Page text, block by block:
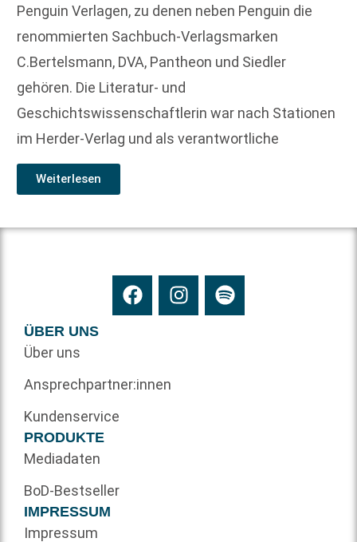
Penguin Verlagen, zu denen neben Penguin die
renommierten Sachbuch-Verlagsmarken
C.Bertelsmann, DVA, Pantheon und Siedler
gehören. Die Literatur- und
Geschichtswissenschaftlerin war nach Stationen
im Herder-Verlag und als verantwortliche
Weiterlesen
ÜBER UNS
Über uns
Ansprechpartner:innen
Kundenservice
PRODUKTE
Mediadaten
BoD-Bestseller
IMPRESSUM
Impressum